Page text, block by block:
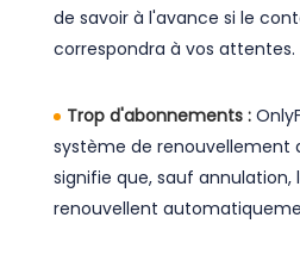
de savoir à l'avance si le
correspondra à vos attentes.
Trop d'abonnements :
système de renouvellement
signifie que, sauf annulation,
renouvellent